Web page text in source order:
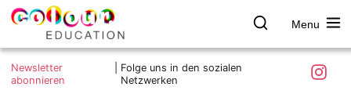
Skip
colour.education
Farbe
entdecken
Menu
Was ist colour.education?
Ziele und Mitmachen
Newsletter
abonnieren
Folge uns in den sozialen
Netzwerken